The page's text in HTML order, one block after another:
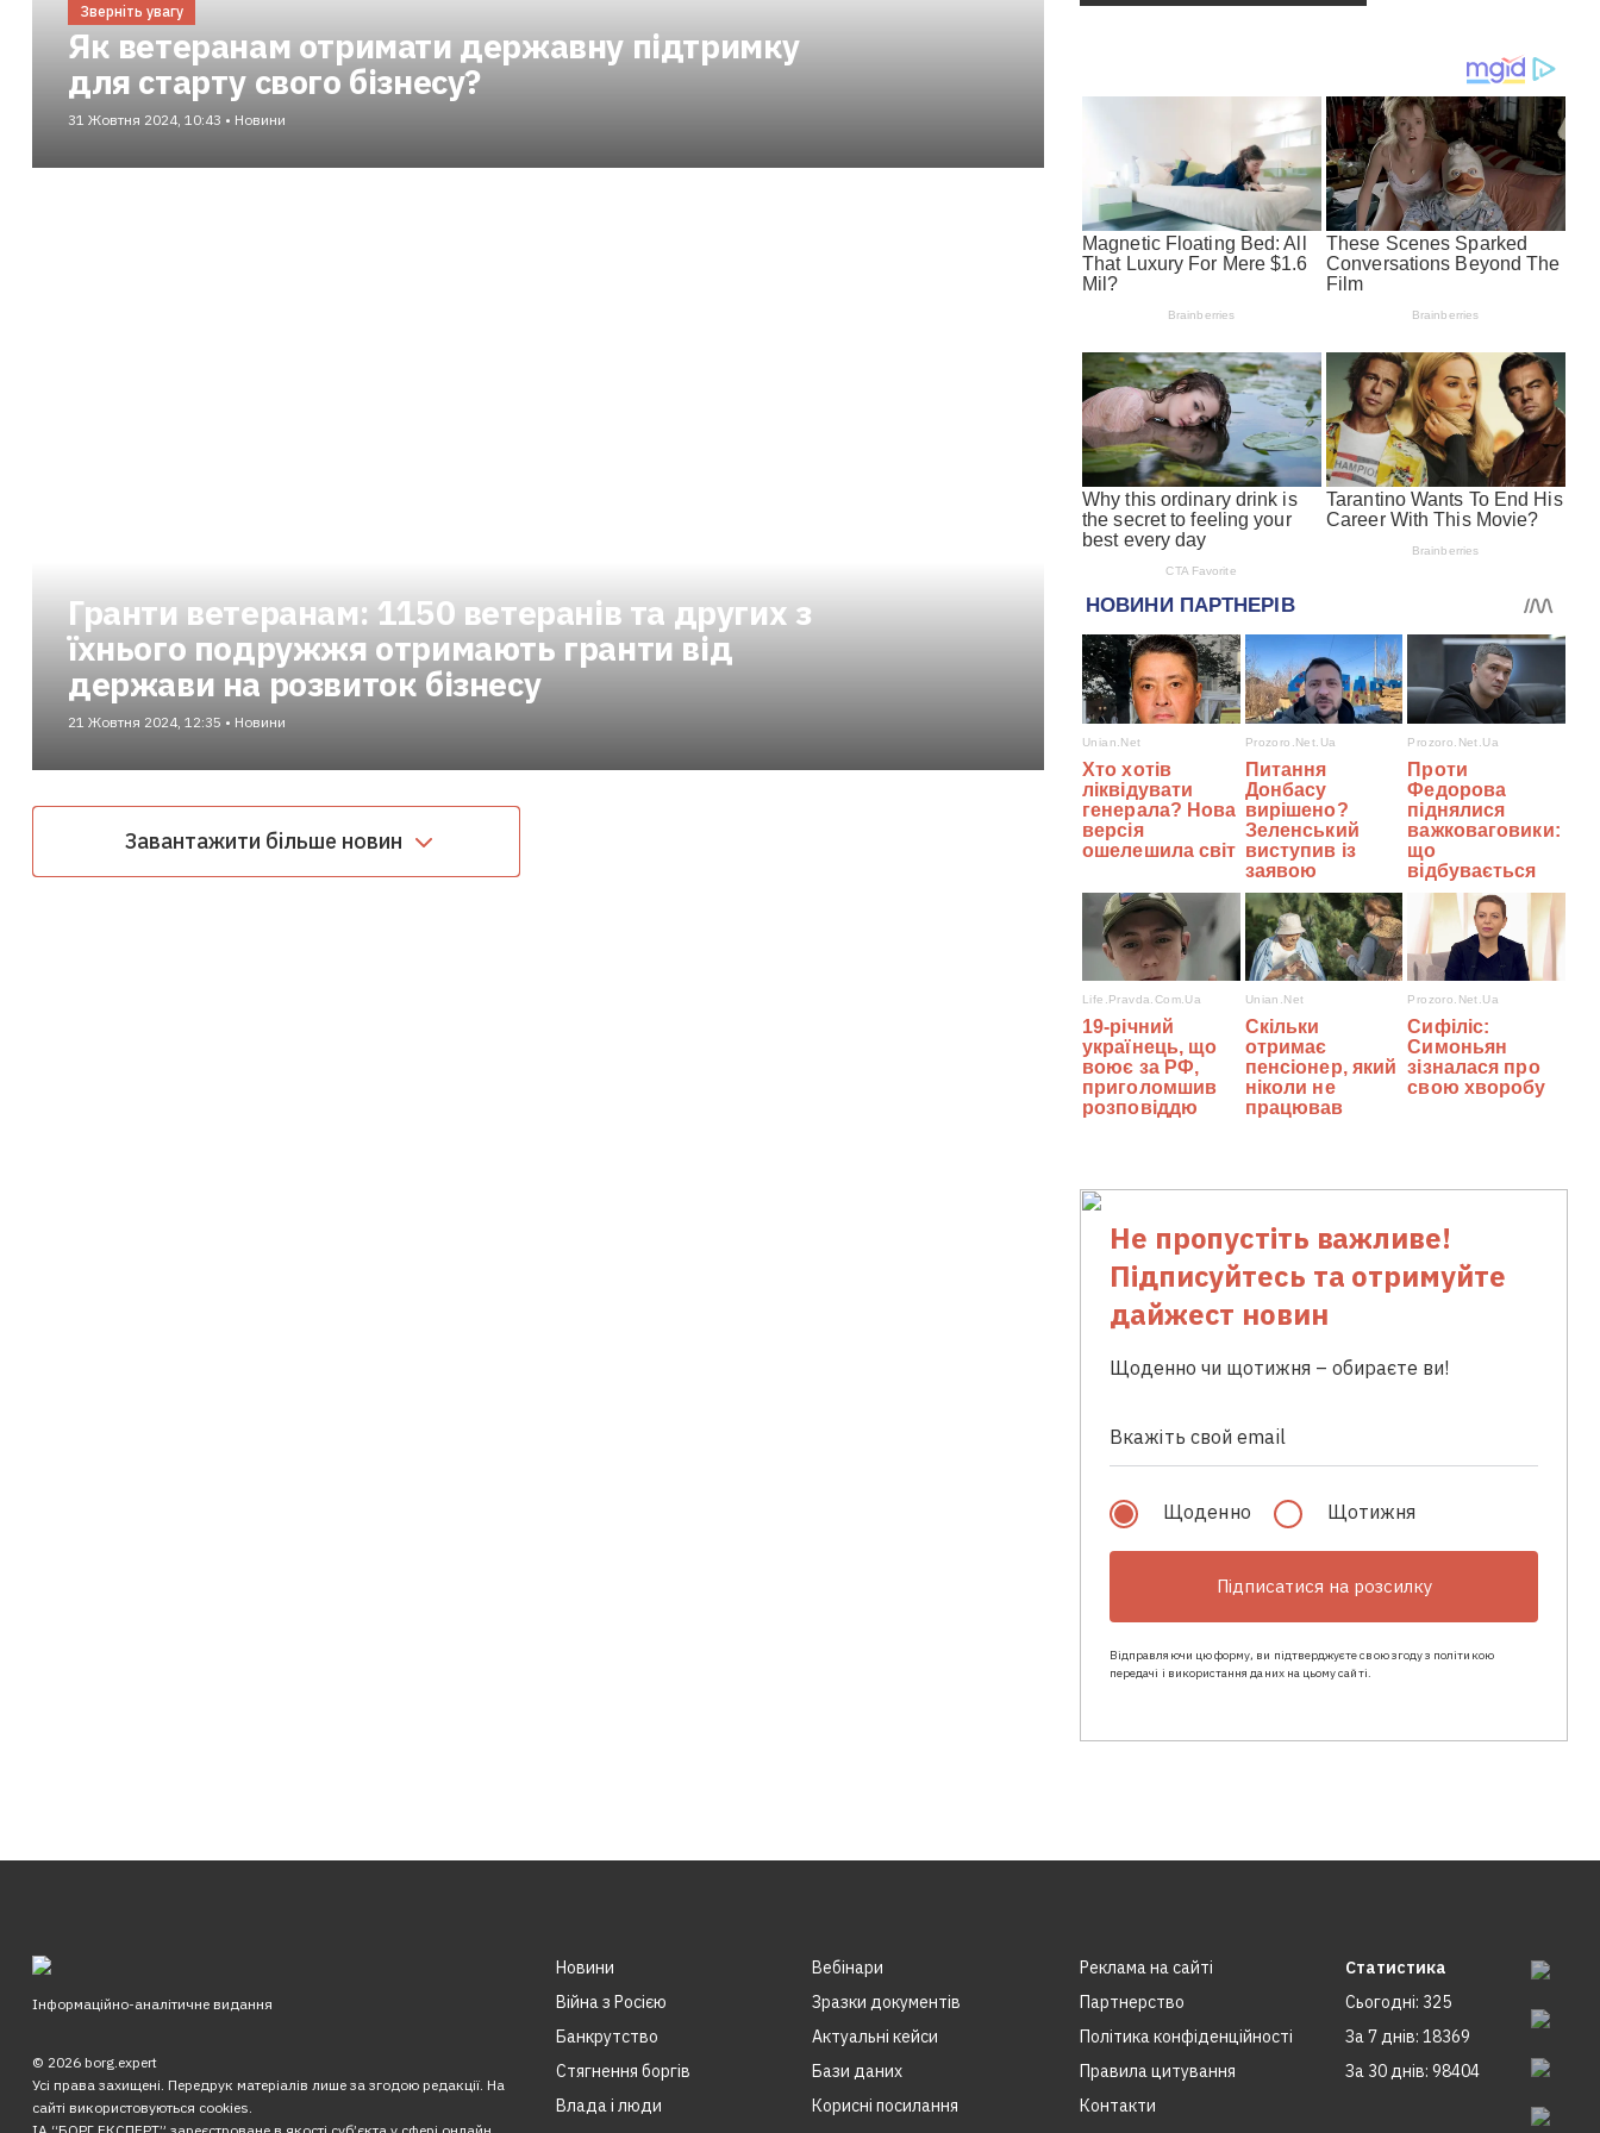
Зверніть увагу
Як ветеранам отримати державну підтримку
для старту свого бізнесу?
31 Жовтня 2024, 10:43 • Новини
Гранти ветеранам: 1150 ветеранів та других з
їхнього подружжя отримають гранти від
держави на розвиток бізнесу
21 Жовтня 2024, 12:35 • Новини
Завантажити більше новин
Не пропустіть важливе!
Підписуйтесь та отримуйте
дайжест новин
Щоденно чи щотижня – обираєте ви!
Щоденно Щотижня
Підписатися на розсилку
Відправляючи цю форму, ви підтверджуєте свою згоду з політикою
передачі і використання даних на цьому сайті.
Інформаційно-аналітичне видання
© 2026 borg.expert
Усі права захищені. Передрук матеріалів лише за згодою редакції. На
сайті використовуються cookies.
Новини
Війна з Росією
Банкрутство
Стягнення боргiв
Влада i люди
Вебінари
Зразки документів
Актуальні кейси
Бази даних
Корисні посилання
Реклама на сайтi
Партнерство
Політика конфіденційності
Правила цитування
Контакти
Статистика
Сьогодні: 325
За 7 днів: 18369
За 30 днів: 98404